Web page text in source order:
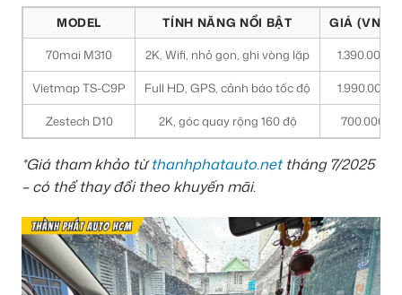
MODEL TÍNH NĂNG NỔI BẬT
GIÁ (VNĐ)
70mai M310
2K, Wifi, nhỏ gọn, ghi vòng lặp 1.390.000
Vietmap TS-C9P Full HD, GPS, cảnh báo tốc độ 1.990.000
Zestech D10 2K, góc quay rộng 160 độ 700.000
*Giá tham khảo từthanhphatauto.nettháng 7/2025
– có thể thay đổi theo khuyến mãi.